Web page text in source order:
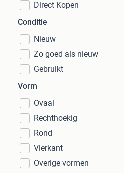
Direct Kopen
Conditie
Nieuw
Zo goed als nieuw
Gebruikt
Vorm
Ovaal
Rechthoekig
Rond
Vierkant
Overige vormen